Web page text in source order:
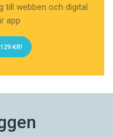
till webben och digital
app
KR!